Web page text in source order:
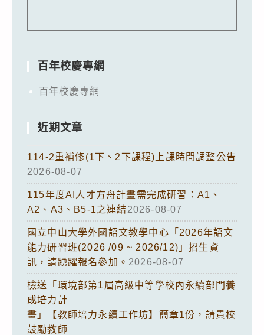
百年校慶專網
百年校慶專網
近期文章
114-2重補修(1下、2下課程)上課時間調整公告
2026-08-07
115年度AI人才方舟計畫需完成研習：A1、
A2、A3、B5-1之連結2026-08-07
國立中山大學外國語文教學中心「2026年語文
能力研習班(2026 /09 ~ 2026/12)」招生資
訊，請踴躍報名參加。 2026-08-07
檢送「環境部第1屆高級中等學校內永續部門養
成培力計
畫」【教師培力永續工作坊】簡章1份，請貴校
鼓勵教師